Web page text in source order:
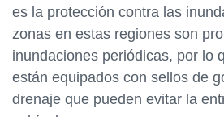
es la protección contra las
zonas en estas regiones son
inundaciones periódicas, por lo
están equipados con sellos de
drenaje que pueden evitar la